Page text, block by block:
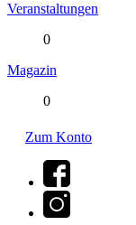
Veranstaltungen
0
Magazin
0
Zum Konto